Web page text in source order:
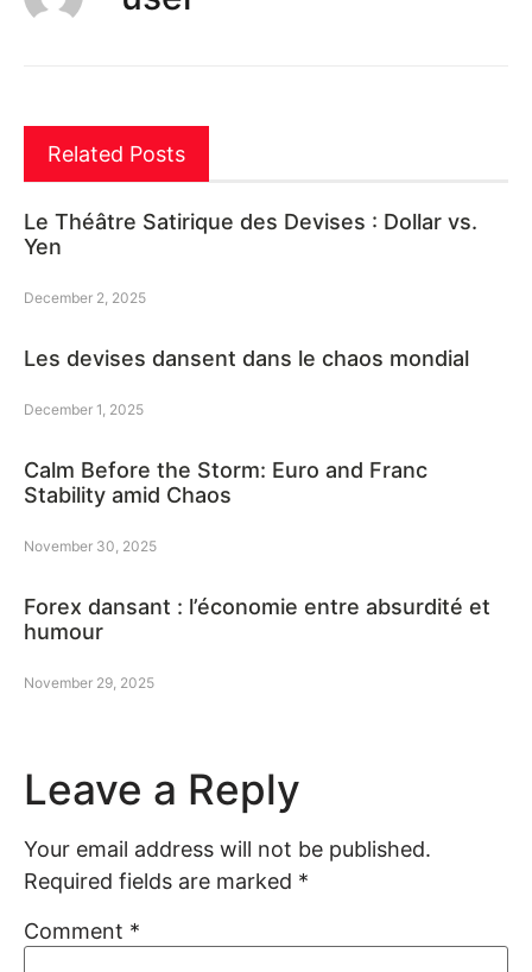
Related Posts
Le Théâtre Satirique des Devises : Dollar vs.
Yen
December 2, 2025
Les devises dansent dans le chaos mondial
December 1, 2025
Calm Before the Storm: Euro and Franc
Stability amid Chaos
November 30, 2025
Forex dansant : l’économie entre absurdité et
humour
November 29, 2025
Leave a Reply
Your email address will not be published.
Required fields are marked *
Comment *